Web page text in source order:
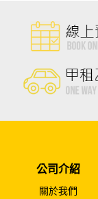
公司介紹
關於我們